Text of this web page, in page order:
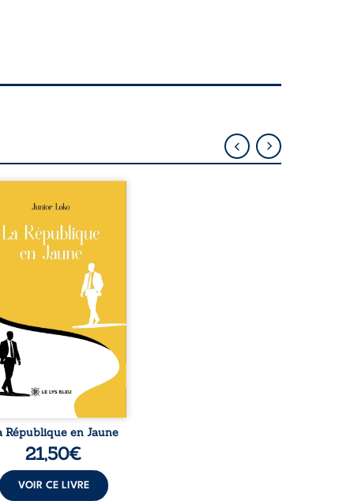
la naissance de
de races différentes
l’ordre établi :
est Noir et Junior est
bien que nés d’un
de Noirs. Très vite,
attire les médias
et transforme
blanc en une figure
sacrée, investie,
certains, d’une mission
Cependant, sous
couvert de ...
République en Jaune
21,50€
VOIR CE LIVRE